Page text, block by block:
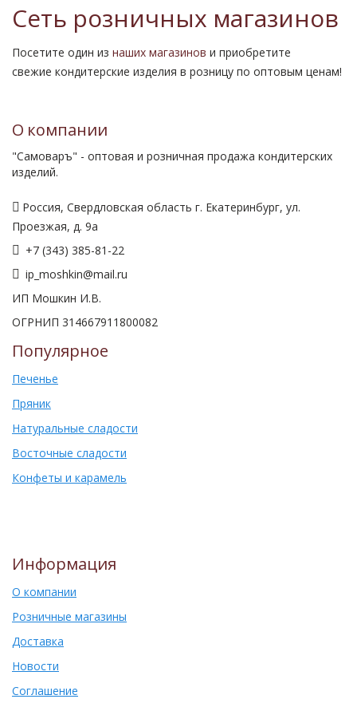
Сеть розничных магазинов
Посетите один из наших магазинов и приобретите
свежие кондитерские изделия в розницу по оптовым ценам!
О компании
"Самоваръ" - оптовая и розничная продажа кондитерских
изделий.
Россия, Свердловская область г. Екатеринбург, ул.
Проезжая, д. 9а
+7 (343) 385-81-22
ip_moshkin@mail.ru
ИП Мошкин И.В.
ОГРНИП 314667911800082
Популярное
Печенье
Пряник
Натуральные сладости
Восточные сладости
Конфеты и карамель
Информация
О компании
Розничные магазины
Доставка
Новости
Соглашение